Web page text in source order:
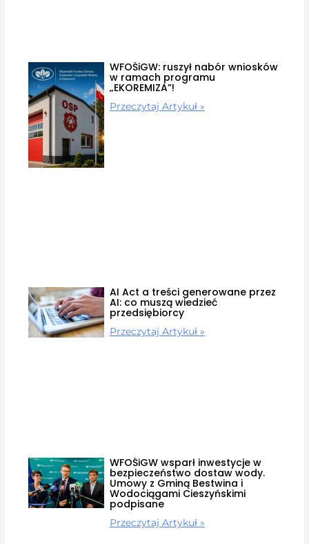
WFOŚiGW: ruszył nabór wniosków
w ramach programu
„EKOREMIZA”!
Przeczytaj Artykuł »
AI Act a treści generowane przez
AI: co muszą wiedzieć
przedsiębiorcy
Przeczytaj Artykuł »
WFOŚiGW wsparł inwestycje w
bezpieczeństwo dostaw wody.
Umowy z Gminą Bestwina i
Wodociągami Cieszyńskimi
podpisane
Przeczytaj Artykuł »